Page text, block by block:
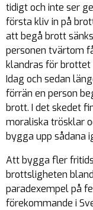
tidigt och inte ser
första kliv in på
att begå brott
personen tvärtom
klandras för
Idag och sedan
förrän en person
brott. I det skedet
moraliska trösklar
bygga upp sådana
Att bygga fler
brottsligheten
paradexempel på
förekommande i